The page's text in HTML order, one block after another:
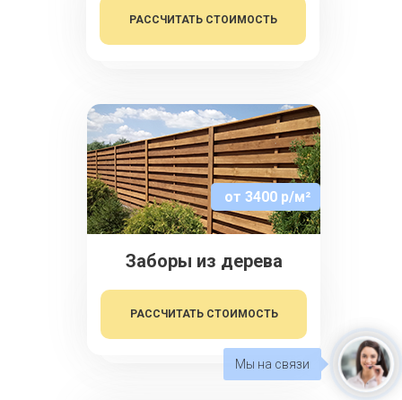
РАССЧИТАТЬ СТОИМОСТЬ
Заборы из дерева
от 3400 р/м²
РАССЧИТАТЬ СТОИМОСТЬ
Мы на связи